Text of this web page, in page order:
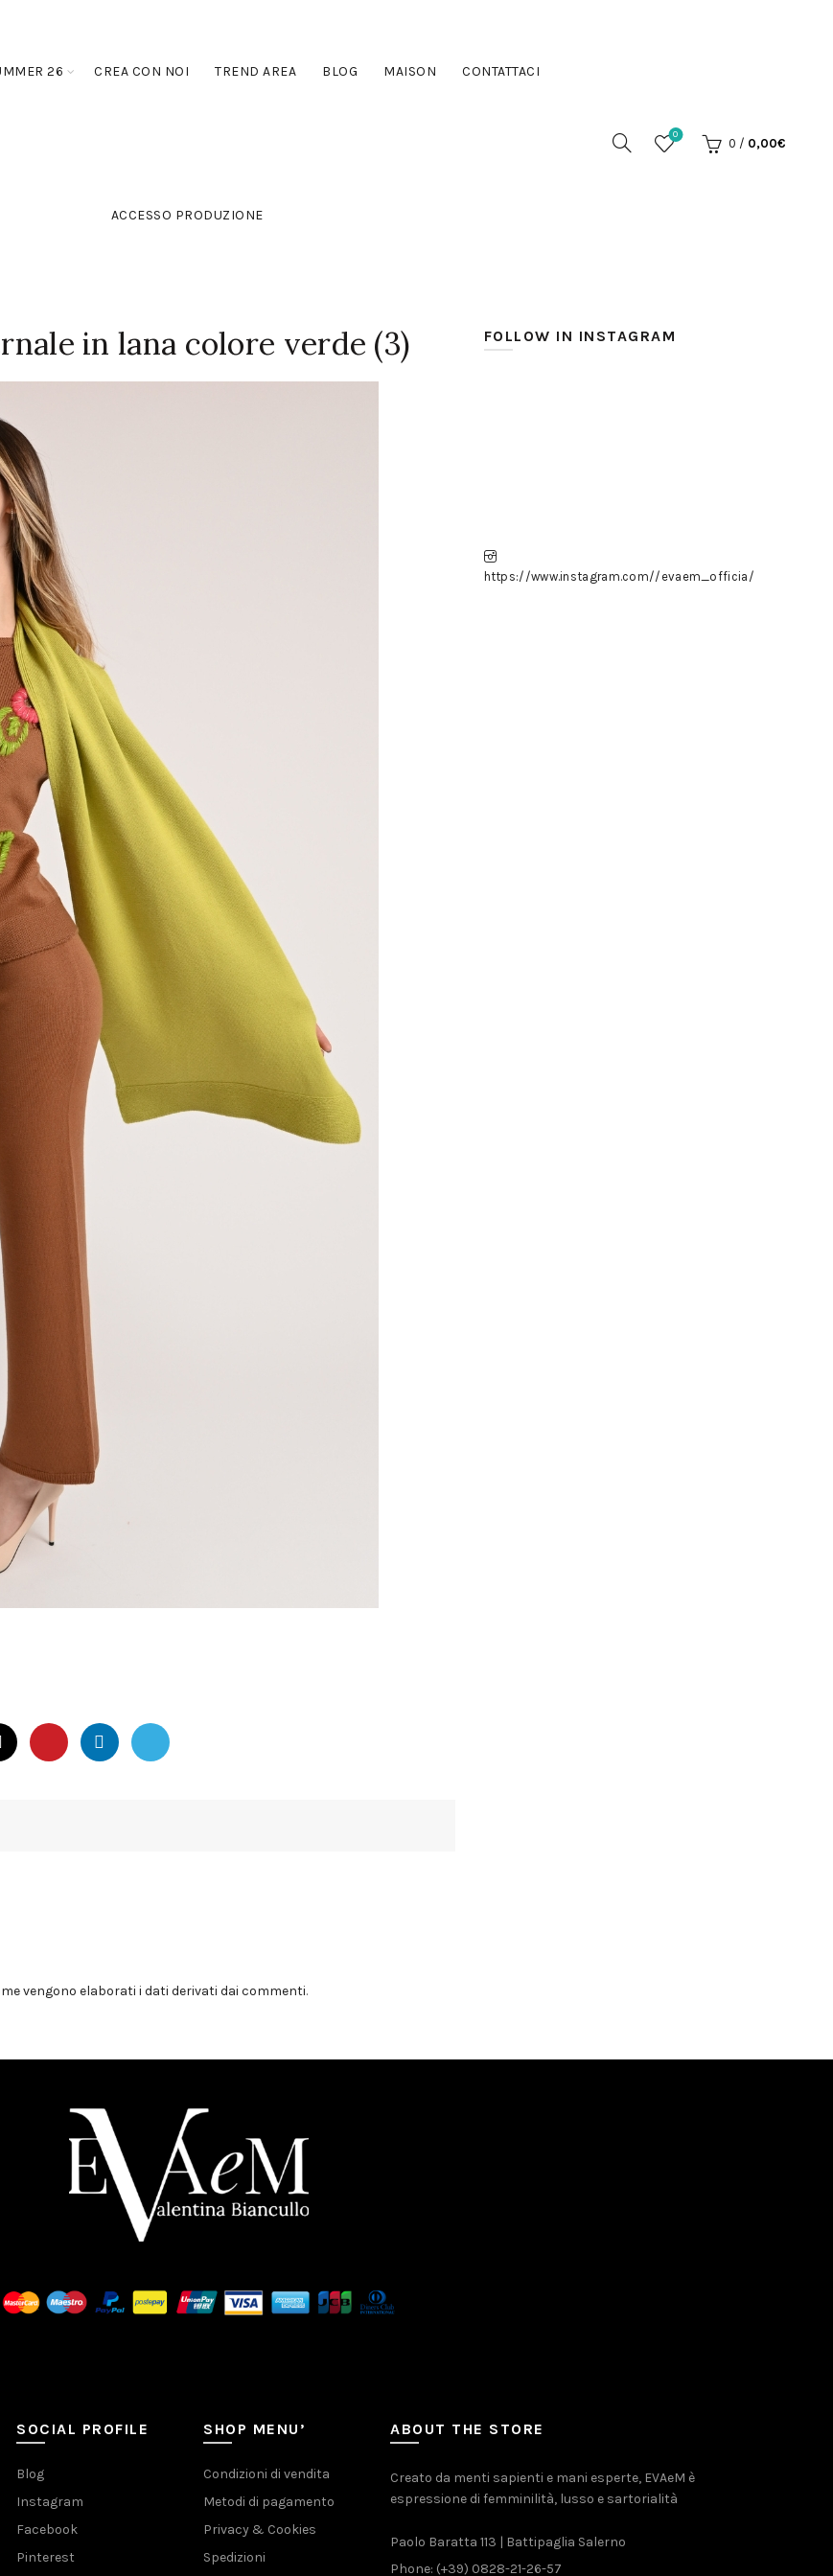
26 CREA CON NOI TREND AREA BLOG MAISON CONTATTACI
ACCESSO PRODUZIONE
0
0 / 0,00€
in lana colore verde (3)
vengono elaborati i dati derivati dai commenti.
FOLLOW IN INSTAGRAM
https://www.instagram.com//evaem_officia/
SOCIAL PROFILE
Blog
Instagram
Facebook
Pinterest
SHOP MENU’
Condizioni di vendita
Metodi di pagamento
Privacy & Cookies
Spedizioni
ABOUT THE STORE
Creato da menti sapienti e mani esperte, EVAeM è
espressione di femminilità, lusso e sartorialità
Paolo Baratta 113 | Battipaglia Salerno
Phone: (+39) 0828-21-26-57